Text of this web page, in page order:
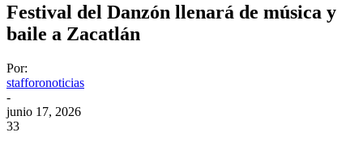
Festival del Danzón llenará de música y
baile a Zacatlán
Por:
stafforonoticias
-
junio 17, 2026
33